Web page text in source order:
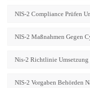
NIS-2 Compliance Prüfen
NIS-2 Maßnahmen Gegen
Nis-2 Richtlinie
NIS-2 Vorgaben Behörden